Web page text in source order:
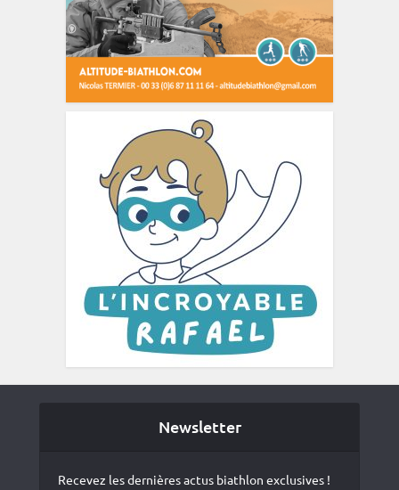
Newsletter
Recevez les dernières actus biathlon exclusives !